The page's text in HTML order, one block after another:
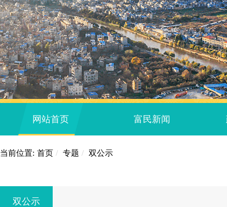
网站首页 富民新闻
当前位置: 首页 / 专题 / 双公示
双公示